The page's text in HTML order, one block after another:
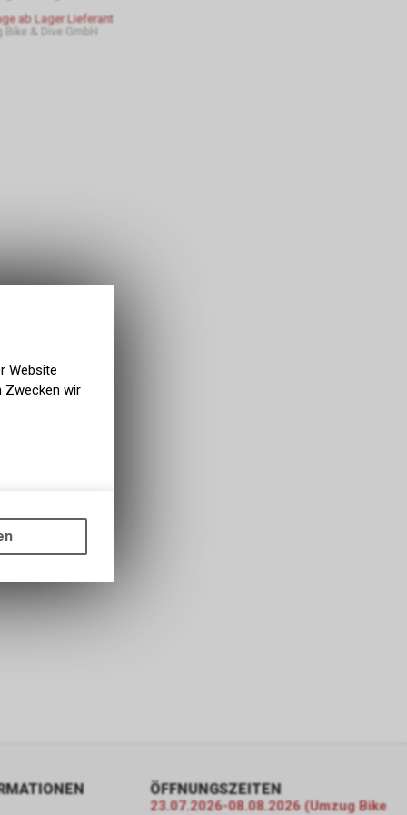
ab Lager Lieferant
Bike & Dive GmbH
ÖFFNUNGSZEITEN
23.07.2026-08.08.2026 (Umzug Bike
Website
Zwecken wir
wie die
die